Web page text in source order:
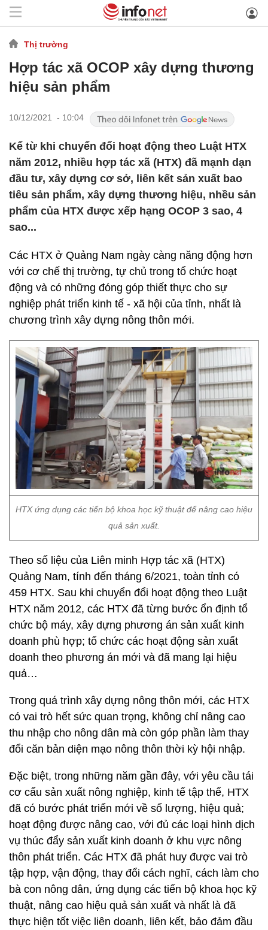
Thị trường
Hợp tác xã OCOP xây dựng thương
hiệu sản phẩm
10/12/2021 - 10:04
Kể từ khi chuyển đổi hoạt động theo Luật HTX
năm 2012, nhiều hợp tác xã (HTX) đã mạnh dạn
đầu tư, xây dựng cơ sở, liên kết sản xuất bao
tiêu sản phẩm, xây dựng thương hiệu, nhều sản
phẩm của HTX được xếp hạng OCOP 3 sao, 4
sao...
Các HTX ở Quảng Nam ngày càng năng động hơn
với cơ chế thị trường, tự chủ trong tổ chức hoạt
động và có những đóng góp thiết thực cho sự
nghiệp phát triển kinh tế - xã hội của tỉnh, nhất là
chương trình xây dựng nông thôn mới.
HTX ứng dụng các tiến bộ khoa học kỹ thuật để nâng cao hiệu
quả sản xuất.
Theo số liệu của Liên minh Hợp tác xã (HTX)
Quảng Nam, tính đến tháng 6/2021, toàn tỉnh có
459 HTX. Sau khi chuyển đổi hoạt động theo Luật
HTX năm 2012, các HTX đã từng bước ổn định tổ
chức bộ máy, xây dựng phương án sản xuất kinh
doanh phù hợp; tổ chức các hoạt động sản xuất
doanh theo phương án mới và đã mang lại hiệu
quả…
Trong quá trình xây dựng nông thôn mới, các HTX
có vai trò hết sức quan trọng, không chỉ nâng cao
thu nhập cho nông dân mà còn góp phần làm thay
đổi căn bản diện mạo nông thôn thời kỳ hội nhập.
Ðặc biệt, trong những năm gần đây, với yêu cầu tái
cơ cấu sản xuất nông nghiệp, kinh tế tập thể, HTX
đã có bước phát triển mới về số lượng, hiệu quả;
hoạt động được nâng cao, với đủ các loại hình dịch
vụ thúc đẩy sản xuất kinh doanh ở khu vực nông
thôn phát triển. Các HTX đã phát huy được vai trò
tập hợp, vận động, thay đổi cách nghĩ, cách làm cho
bà con nông dân, ứng dụng các tiến bộ khoa học kỹ
thuật, nâng cao hiệu quả sản xuất và nhất là đã
thực hiện tốt việc liên doanh, liên kết, bảo đảm đầu